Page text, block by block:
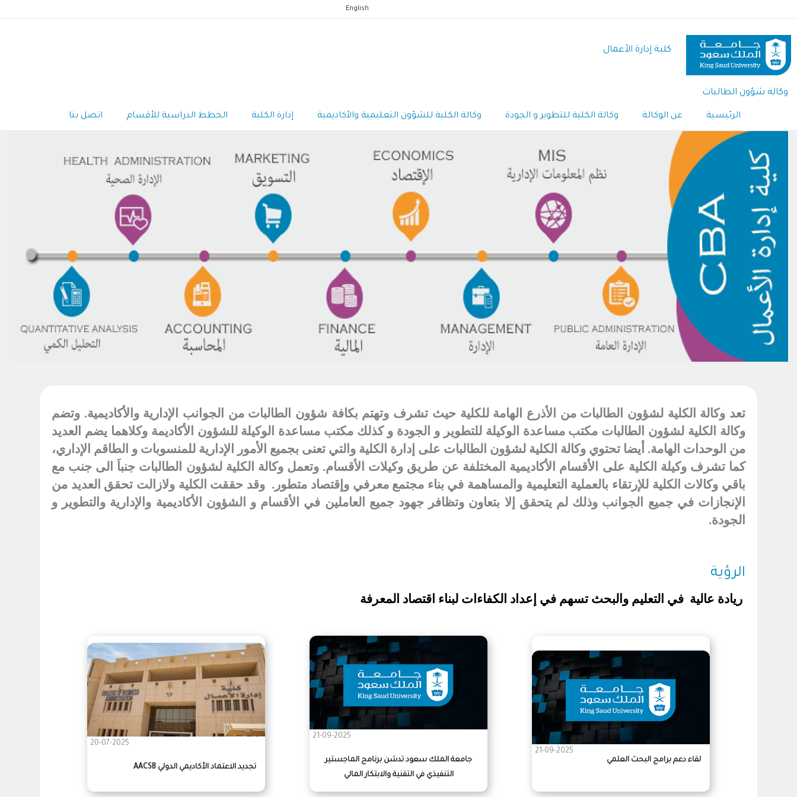
المحتوى
الرئيسي
English
كلية إدارة الأعمال
وكالة شؤون الطالبات
الرئيسية عن الوكالة وكالة الكلية للتطوير و الجودة وكالة الكلية للشؤون التعليمية والأكاديمية إدارة الكلية الخطط الدراسية للأقسام اتصل بنا
تعد وكالة الكلية لشؤون الطالبات من الأذرع الهامة للكلية حيث تشرف وتهتم بكافة شؤون الطالبات من الجوانب الإدارية والأكاديمية. وتضم
وكالة الكلية لشؤون الطالبات مكتب مساعدة الوكيلة للتطوير و الجودة و كذلك مكتب مساعدة الوكيلة للشؤون الأكاديمة وكلاهما يضم العديد
من الوحدات الهامة. أيضا تحتوي وكالة الكلية لشؤون الطالبات على إدارة الكلية والتي تعنى بجميع الأمور الإدارية للمنسوبات و الطاقم الإداري،
كما تشرف وكيلة الكلية على الأقسام الأكاديمية المختلفة عن طريق وكيلات الأقسام. وتعمل وكالة الكلية لشؤون الطالبات جنباَ الى جنب مع
باقي وكالات الكلية للإرتقاء بالعملية التعليمية والمساهمة في بناء مجتمع معرفي وإقتصاد متطور .وقد حققت الكلية ولازالت تحقق العديد من
الإنجازات في جميع الجوانب وذلك لم يتحقق إلا بتعاون وتظافر جهود جميع العاملين في الأقسام و الشؤون الأكاديمية والإدارية والتطوير و
الجودة.
الرؤية
ريادة عالية في التعليم والبحث تسهم في إعداد الكفاءات لبناء اقتصاد المعرفة
21-09-2025
لقاء دعم برامج البحث العلمي
21-09-2025
جامعة الملك سعود تدشن برنامج الماجستير
التنفيذي في التقنية والابتكار المالي
20-07-2025
تجديد الاعتماد الأكاديمي الدولي AACSB